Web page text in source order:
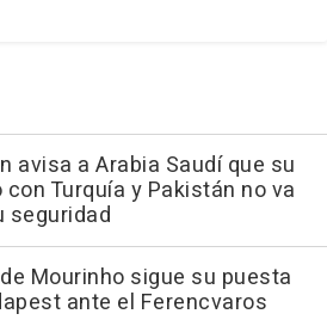
avisa a Arabia Saudí que su
Turquía y Pakistán no va
seguridad
Mourinho sigue su puesta
ante el Ferencvaros